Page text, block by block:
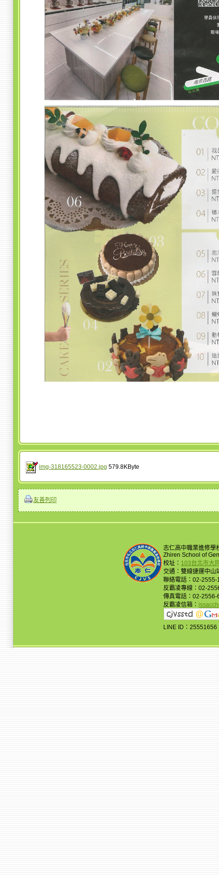
img-318165523-0002.jpg 579.8KByte
友善列印
志仁高中職業進修學
Zhiren School of
校址： 103台北市大
交通：雙線捷運中山
聯絡電話：02-2555-
反霸凌專線：02-
傳真電話：02-2556-
反霸凌信箱：
LINE ID：25551656